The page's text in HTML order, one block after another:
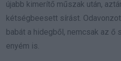
újabb kimerítő műszak után,
kétségbeesett sírást.
babát a hidegből, nemcsak az ő
enyém is.